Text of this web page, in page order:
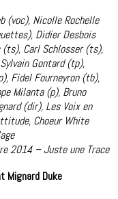
(voc), Nicolle Rochelle
Didier Desbois
(ts), Carl Schlosser (ts),
Gontard (tp),
Fidel Fourneyron (tb),
Milanta (p), Bruno
(dir), Les Voix en
Choeur White
2014 – Juste une Trace
Mignard Duke